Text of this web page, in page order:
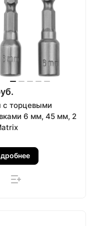
с торцевыми
6 мм, 45 мм, 2